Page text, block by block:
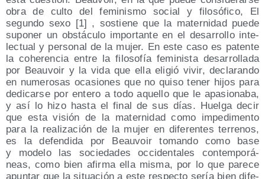
obra de cul­to del femi­nis­mo social y filo­só­fi­co, El
segun­do sexo [1] , sos­tie­ne que la mater­ni­dad pue­de
supo­ner un obs­tácu­lo impor­tan­te en el desa­rro­llo inte­
lec­tual y per­so­nal de la mujer. En este caso es paten­te
la cohe­ren­cia entre la filo­so­fía femi­nis­ta desa­rro­lla­da
por Beau­voir y la vida que ella eli­gió vivir, decla­ran­do
en nume­ro­sas oca­sio­nes que no qui­so tener hijos para
dedi­car­se por ente­ro a todo aque­llo que le apa­sio­na­ba,
y así lo hizo has­ta el final de sus días. Huel­ga decir
que esta visión de la mater­ni­dad como impe­di­men­to
para la rea­li­za­ción de la mujer en dife­ren­tes terre­nos,
es la defen­di­da por Beau­voir toman­do como base
y mode­lo las socie­da­des occi­den­ta­les con­tem­po­rá­
neas, como bien afir­ma ella mis­ma, por lo que pare­ce
apun­tar que la situa­ción a este res­pec­to sería bien dife­